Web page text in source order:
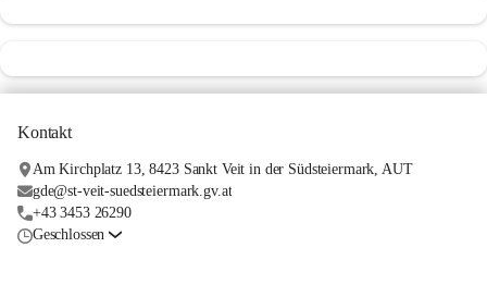
Kontakt
Am Kirchplatz 13, 8423 Sankt Veit in der Südsteiermark, AUT
gde@st-veit-suedsteiermark.gv.at
+43 3453 26290
Geschlossen